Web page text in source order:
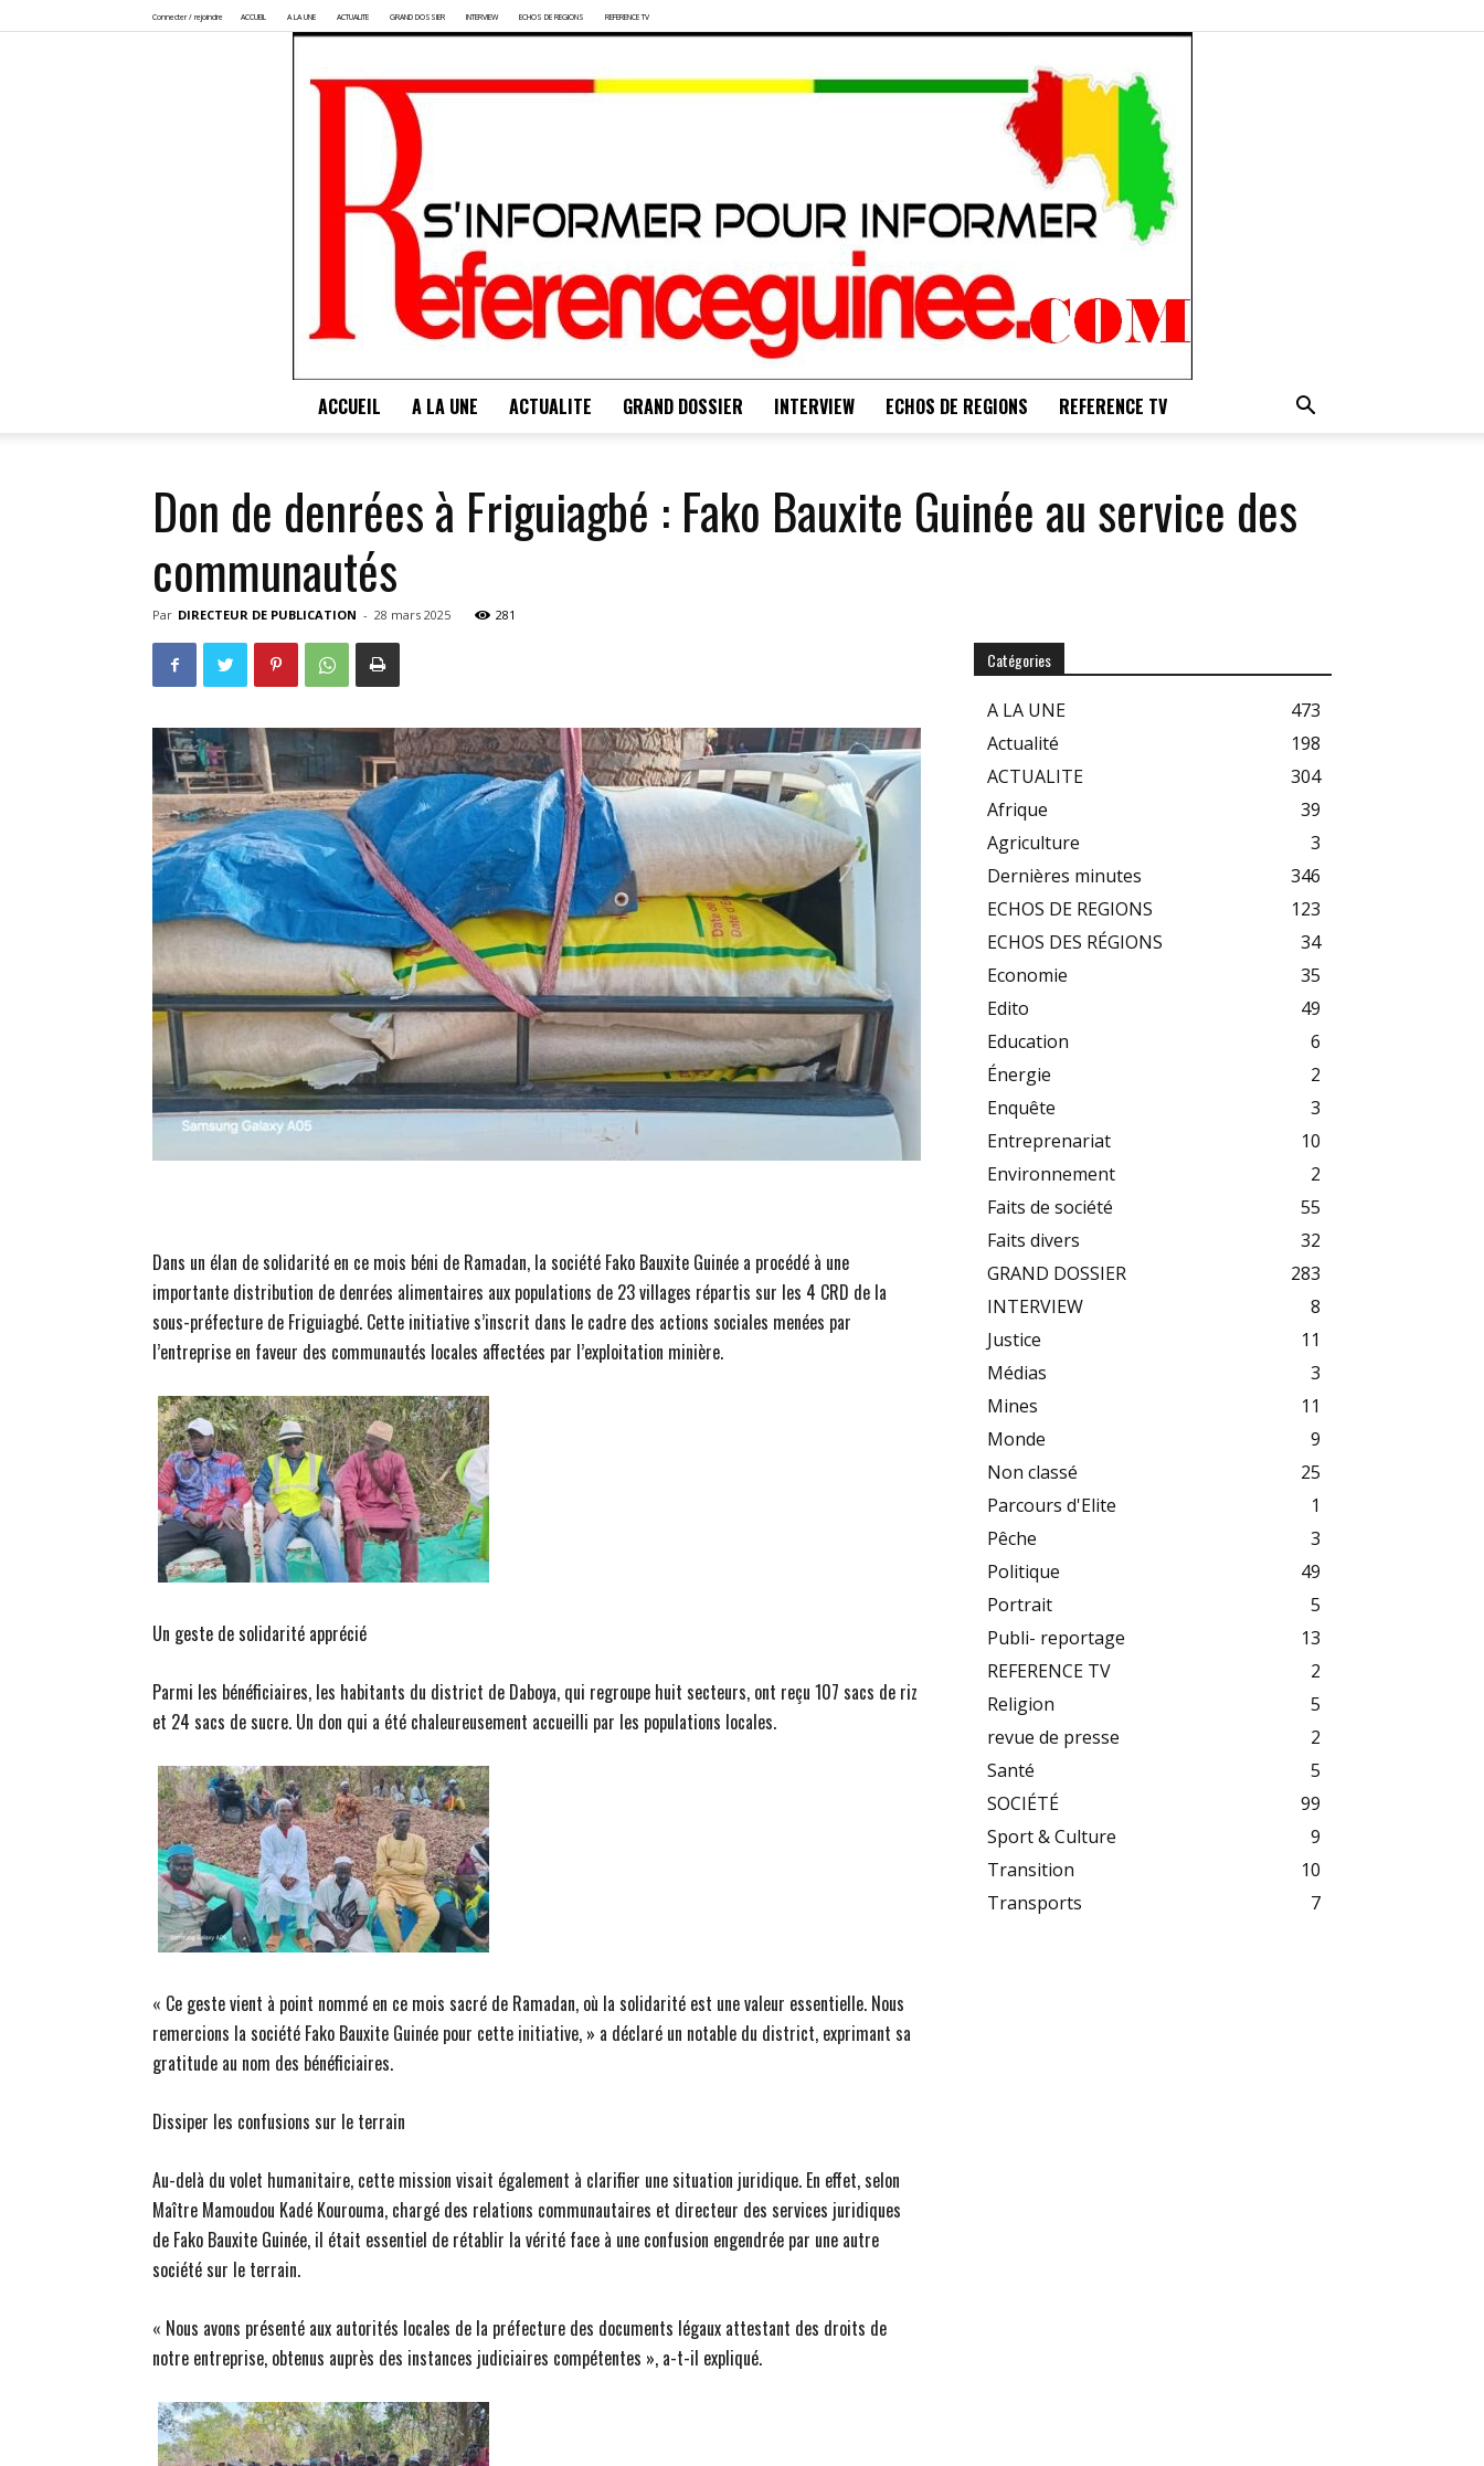
Connecter / rejoindre ACCUEIL A LA UNE ACTUALITE GRAND DOSSIER INTERVIEW ECHOS DE REGIONS REFERENCE TV
INFORMER
ACCUEIL A LA UNE ACTUALITE GRAND DOSSIER INTERVIEW ECHOS DE REGIONS REFERENCE TV
Don de denrées à Friguiagbé : Fako Bauxite Guinée au service des
communautés
Par DIRECTEUR DE PUBLICATION - 28 mars 2025 281
Dans un élan de solidarité en ce mois béni de Ramadan, la société Fako Bauxite Guinée a procédé à une
importante distribution de denrées alimentaires aux populations de 23 villages répartis sur les 4 CRD de la
sous-préfecture de Friguiagbé. Cette initiative s’inscrit dans le cadre des actions sociales menées par
l’entreprise en faveur des communautés locales affectées par l’exploitation minière.
Un geste de solidarité apprécié
Parmi les bénéficiaires, les habitants du district de Daboya, qui regroupe huit secteurs, ont reçu 107 sacs de riz
et 24 sacs de sucre. Un don qui a été chaleureusement accueilli par les populations locales.
« Ce geste vient à point nommé en ce mois sacré de Ramadan, où la solidarité est une valeur essentielle. Nous
remercions la société Fako Bauxite Guinée pour cette initiative, » a déclaré un notable du district, exprimant sa
gratitude au nom des bénéficiaires.
Dissiper les confusions sur le terrain
Au-delà du volet humanitaire, cette mission visait également à clarifier une situation juridique. En effet, selon
Maître Mamoudou Kadé Kourouma, chargé des relations communautaires et directeur des services juridiques
de Fako Bauxite Guinée, il était essentiel de rétablir la vérité face à une confusion engendrée par une autre
société sur le terrain.
« Nous avons présenté aux autorités locales de la préfecture des documents légaux attestant des droits de
notre entreprise, obtenus auprès des instances judiciaires compétentes », a-t-il expliqué.
Catégories
A LA UNE
473
Actualité
198
ACTUALITE
304
Afrique
39
Agriculture
3
Dernières minutes
346
ECHOS DE REGIONS
123
ECHOS DES RÉGIONS
34
Economie
35
Edito
49
Education
6
Énergie
2
Enquête
3
Entreprenariat
10
Environnement
2
Faits de société
55
Faits divers
32
GRAND DOSSIER
283
INTERVIEW
8
Justice
11
Médias
3
Mines
11
Monde
9
Non classé
25
Parcours d'Elite
1
Pêche
3
Politique
49
Portrait
5
Publi- reportage
13
REFERENCE TV
2
Religion
5
revue de presse
2
Santé
5
SOCIÉTÉ
99
Sport & Culture
9
Transition
10
Transports
7